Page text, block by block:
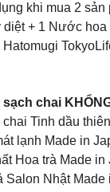
khi mua 2 sản
+ 1 Nước
chai
Tinh dầu
lạnh Made in
Hoa trà Made in
Salon Nhật Made